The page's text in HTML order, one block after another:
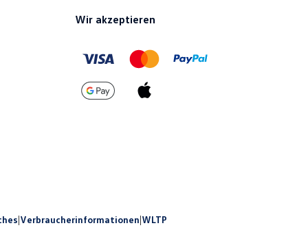
Wir akzeptieren
|Verbraucherinformationen|WLTP